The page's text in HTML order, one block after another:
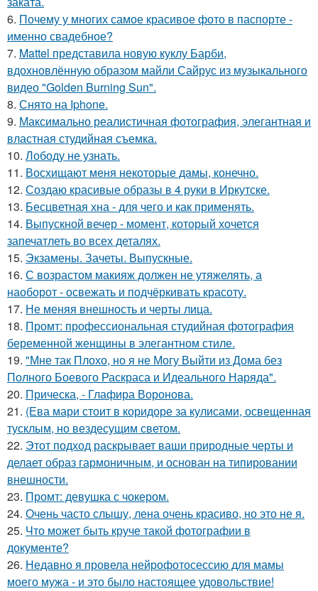
6. Почему у многих самое красивое фото в паспорте -
именно свадебное?
7. Mattel представила новую куклу Барби,
вдохновлённую образом майли Сайрус из музыкального
видео "Golden Burning Sun".
8. Снято на Iphone.
9. Максимально реалистичная фотография, элегантная и
властная студийная съемка.
10. Лободу не узнать.
11. Восхищают меня некоторые дамы, конечно.
12. Создаю красивые образы в 4 руки в Иркутске.
13. Бесцветная хна - для чего и как применять.
14. Выпускной вечер - момент, который хочется
запечатлеть во всех деталях.
15. Экзамены. Зачеты. Выпускные.
16. С возрастом макияж должен не утяжелять, а
наоборот - освежать и подчёркивать красоту.
17. Не меняя внешность и черты лица.
18. Промт: профессиональная студийная фотография
беременной женщины в элегантном стиле.
19. "Мне так Плохо, но я не Могу Выйти из Дома без
Полного Боевого Раскраса и Идеального Наряда".
20. Прическа, - Глафира Воронова.
21. (Ева мари стоит в коридоре за кулисами, освещенная
тусклым, но вездесущим светом.
22. Этот подход раскрывает ваши природные черты и
делает образ гармоничным, и основан на типировании
внешности.
23. Промт: девушка с чокером.
24. Очень часто слышу, лена очень красиво, но это не я.
25. Что может быть круче такой фотографии в
документе?
26. Недавно я провела нейрофотосессию для мамы
моего мужа - и это было настоящее удовольствие!